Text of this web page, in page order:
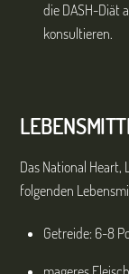
die DASH-Diät
konsultieren.
Das National
folgenden
Getreide: 6-8